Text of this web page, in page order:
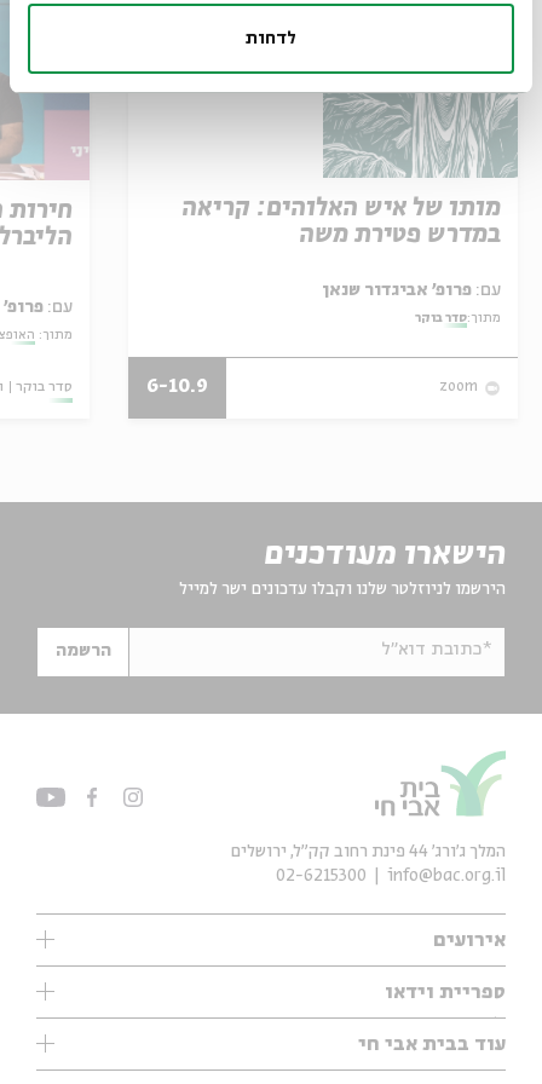
לדחות
מותו של איש האלוהים: קריאה
במדרש פטירת משה
עם:
מתוך:סדר בוקר
zoom
6-10.9
עם: פרופ'
מתוך:
סדר בוקר
הישארו מעודכנים
הירשמו לניוזלטר שלנו וקבלו עדכונים ישר למייל
*כתובת דוא"ל הרשמה
אירועים
עיון
אנגלית
ספריית וידאו
ילדים
מוזיקה
עוד בבית אבי חי
תערוכות
המלך ג'ורג' 44 פינת רחוב קק״ל, ירושלים
info@bac.org.il
02-6215300